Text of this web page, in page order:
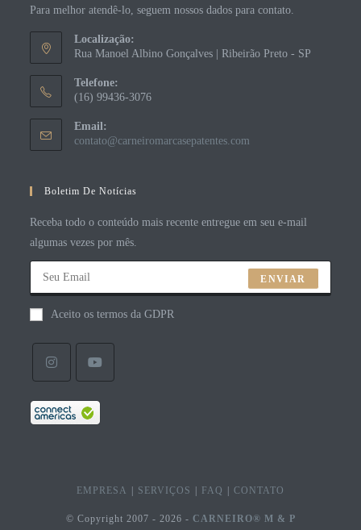
Para melhor atendê-lo, seguem nossos dados para contato.
Localização:
Rua Manoel Albino Gonçalves | Ribeirão Preto - SP
Telefone:
(16) 99436-3076
Email:
contato@carneiromarcasepatentes.com
Boletim De Notícias
Receba todo o conteúdo mais recente entregue em seu e-mail
algumas vezes por mês.
ENVIAR
Aceito os termos da GDPR
EMPRESA SERVIÇOS FAQ CONTATO
© Copyright 2007 - 2026 - CARNEIRO® M & P